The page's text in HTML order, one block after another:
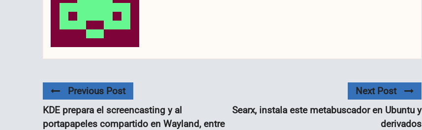
Previous Post
KDE prepara el screencasting y al
portapapeles compartido en Wayland, entre
Next Post
Searx, instala este metabuscador en Ubuntu y
derivados